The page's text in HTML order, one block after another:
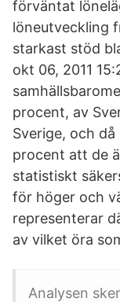
förväntat
löneutveckling
starkast stöd
okt 06, 2011
procent, av
Sverige, och
procent att de
statistiskt
för höger och
representerar
av vilket öra
Analysen